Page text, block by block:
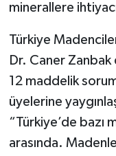
minerallere
Türkiye
Dr. Caner Zanbak
12 maddelik
üyelerine
“Türkiye’de bazı
arasında.